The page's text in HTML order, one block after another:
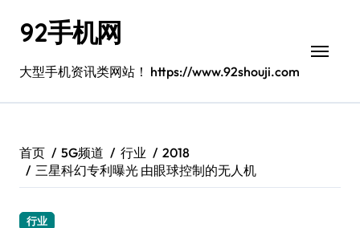
92手机网
大型手机资讯类网站！ https://www.92shouji.com
首页 5G频道 行业
2018
三星科幻专利曝光 由眼球控制的无人机
行业